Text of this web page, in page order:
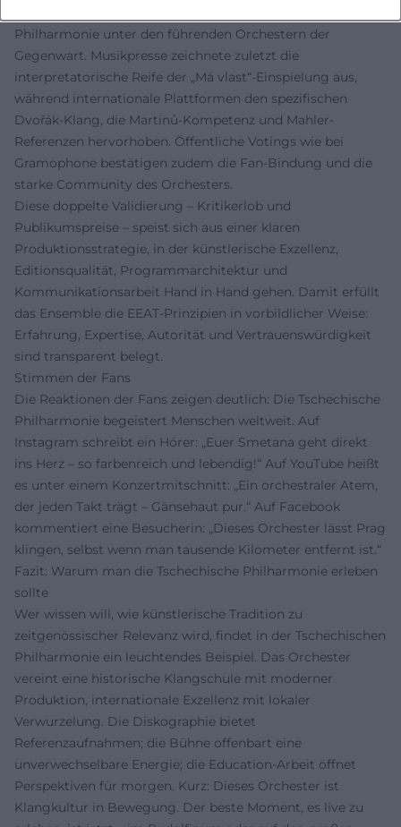
Philharmonie unter den führenden Orchestern der
Gegenwart. Musikpresse zeichnete zuletzt die
interpretatorische Reife der „Má vlast“-Einspielung aus,
während internationale Plattformen den spezifischen
Dvořák-Klang, die Martinů-Kompetenz und Mahler-
Referenzen hervorhoben. Öffentliche Votings wie bei
Gramophone bestätigen zudem die Fan-Bindung und die
starke Community des Orchesters.
Diese doppelte Validierung – Kritikerlob und
Publikumspreise – speist sich aus einer klaren
Produktionsstrategie, in der künstlerische Exzellenz,
Editionsqualität, Programmarchitektur und
Kommunikationsarbeit Hand in Hand gehen. Damit erfüllt
das Ensemble die EEAT-Prinzipien in vorbildlicher Weise:
Erfahrung, Expertise, Autorität und Vertrauenswürdigkeit
sind transparent belegt.
Stimmen der Fans
Die Reaktionen der Fans zeigen deutlich: Die Tschechische
Philharmonie begeistert Menschen weltweit. Auf
Instagram schreibt ein Hörer: „Euer Smetana geht direkt
ins Herz – so farbenreich und lebendig!“ Auf YouTube heißt
es unter einem Konzertmitschnitt: „Ein orchestraler Atem,
der jeden Takt trägt – Gänsehaut pur.“ Auf Facebook
kommentiert eine Besucherin: „Dieses Orchester lässt Prag
klingen, selbst wenn man tausende Kilometer entfernt ist.“
Fazit: Warum man die Tschechische Philharmonie erleben
sollte
Wer wissen will, wie künstlerische Tradition zu
zeitgenössischer Relevanz wird, findet in der Tschechischen
Philharmonie ein leuchtendes Beispiel. Das Orchester
vereint eine historische Klangschule mit moderner
Produktion, internationale Exzellenz mit lokaler
Verwurzelung. Die Diskographie bietet
Referenzaufnahmen; die Bühne offenbart eine
unverwechselbare Energie; die Education-Arbeit öffnet
Perspektiven für morgen. Kurz: Dieses Orchester ist
Klangkultur in Bewegung. Der beste Moment, es live zu